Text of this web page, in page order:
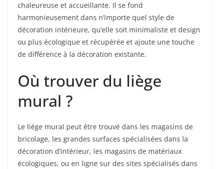
chaleureuse et accueillante. Il se fond
harmonieusement dans n’importe quel style de
décoration intérieure, qu’elle soit minimaliste et design
ou plus écologique et récupérée et ajoute une touche
de différence à la décoration existante.
Où trouver du liège
mural ?
Le liège mural peut être trouvé dans les magasins de
bricolage, les grandes surfaces spécialisées dans la
décoration d’intérieur, les magasins de matériaux
écologiques, ou en ligne sur des sites spécialisés dans